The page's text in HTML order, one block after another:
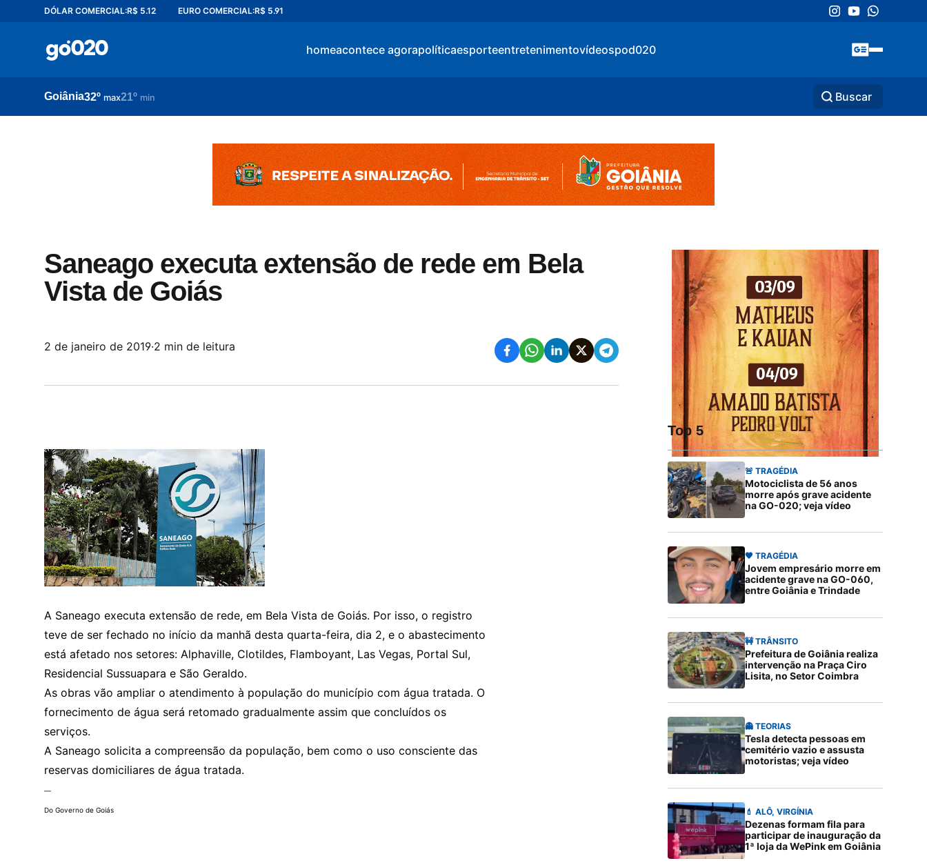
DÓLAR COMERCIAL:R$ 5.12 EURO COMERCIAL:R$ 5.91
homeacontece agorapolíticaesporteentretenimentovídeospod020
Goiânia32º max21º min Buscar
Saneago executa extensão de rede em Bela
Vista de Goiás
2 de janeiro de 2019·2 min de leitura
A Saneago executa extensão de rede, em Bela Vista de Goiás. Por isso, o registro
teve de ser fechado no início da manhã desta quarta-feira, dia 2, e o abastecimento
está afetado nos setores: Alphaville, Clotildes, Flamboyant, Las Vegas, Portal Sul,
Residencial Sussuapara e São Geraldo.
As obras vão ampliar o atendimento à população do município com água tratada. O
fornecimento de água será retomado gradualmente assim que concluídos os
serviços.
A Saneago solicita a compreensão da população, bem como o uso consciente das
reservas domiciliares de água tratada.
—
Do Governo de Goiás
Top 5
🚨 TRAGÉDIA
Motociclista de 56 anos
morre após grave acidente
na GO-020; veja vídeo
🖤 TRAGÉDIA
Jovem empresário morre em
acidente grave na GO-060,
entre Goiânia e Trindade
🚧 TRÂNSITO
Prefeitura de Goiânia realiza
intervenção na Praça Ciro
Lisita, no Setor Coimbra
👻 TEORIAS
Tesla detecta pessoas em
cemitério vazio e assusta
motoristas; veja vídeo
💄 ALÔ, VIRGÍNIA
Dezenas formam fila para
participar de inauguração da
1ª loja da WePink em Goiânia
acontece agora
esporte